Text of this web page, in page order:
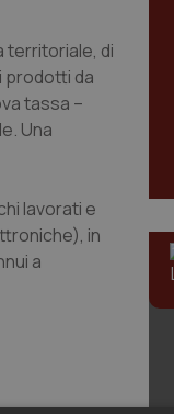
territoriale, di
prodotti da
tassa –
Una
lavorati e
in
a